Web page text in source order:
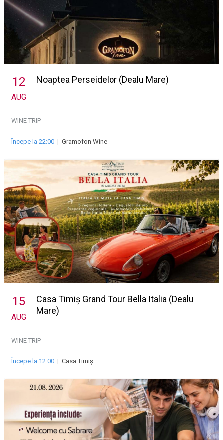
12
AUG
Noaptea Perseidelor (Dealu Mare)
WINE TRIP
Începe la 22:00 | Gramofon Wine
15
AUG
Casa Timiș Grand Tour Bella Italia (Dealu
Mare)
WINE TRIP
Începe la 12:00 | Casa Timiș